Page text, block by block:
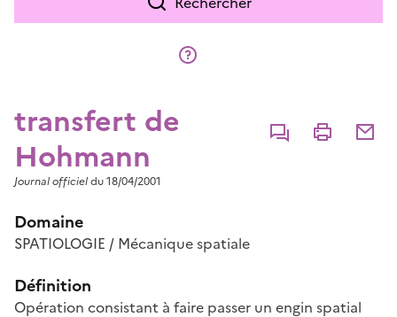
transfert de
Hohmann
CommenterImprimer
Journal officieldu 18/04/2001
Domaine
SPATIOLOGIE / Mécanique spatiale
Définition
Opération consistant à faire passer un engin spatial